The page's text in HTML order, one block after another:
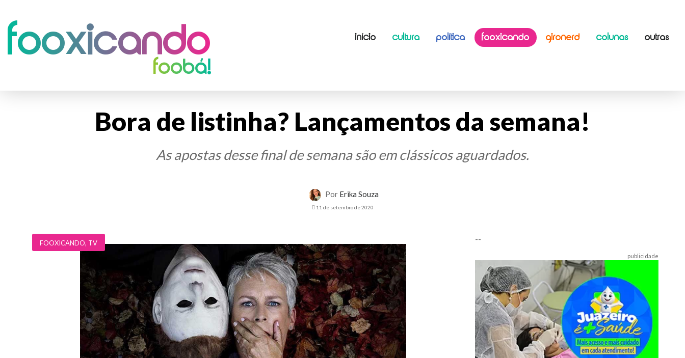
Fooxicando
foobá!
INÍCIO CULTURA POLÍTICA FOOXICANDO GIRONERD COLUNAS OUTRAS
Bora de listinha? Lançamentos da semana!
As apostas desse final de semana são em clássicos aguardados.
Por Erika Souza
11 de setembro de 2020
FOOXICANDO, TV --
publicidade